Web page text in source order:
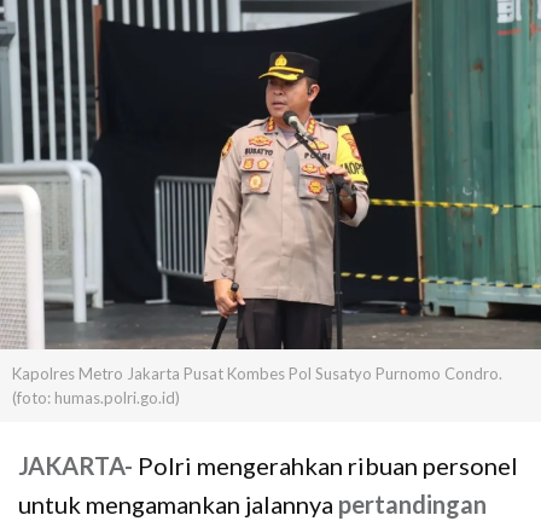
Kapolres Metro Jakarta Pusat Kombes Pol Susatyo Purnomo Condro.
(foto: humas.polri.go.id)
JAKARTA- Polri mengerahkan ribuan personel
untuk mengamankan jalannya pertandingan